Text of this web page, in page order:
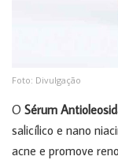
Foto: Divulgação
O Sérum
salicílico e nano
acne e promove